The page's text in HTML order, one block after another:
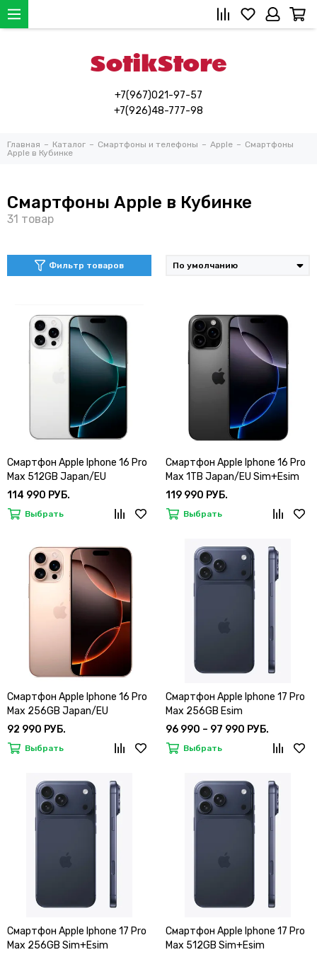
+7(967)021-97-57
+7(926)48-777-98
Главная Каталог Смартфоны и телефоны Apple
Смартфоны
Apple в Кубинке
Смартфоны Apple в Кубинке
Фильтр товаров
Смартфон Apple Iphone 16 Pro
Max 512GB Japan/EU
Sim+Esim
114 990 РУБ.
Выбрать
Смартфон Apple Iphone 16 Pro
Max 1TB Japan/EU Sim+Esim
119 990 РУБ.
Выбрать
Смартфон Apple Iphone 16 Pro
Max 256GB Japan/EU
Sim+Esim
92 990 РУБ.
Выбрать
Смартфон Apple Iphone 17 Pro
Max 256GB Esim
96 990 – 97 990 РУБ.
Выбрать
Смартфон Apple Iphone 17 Pro
Max 256GB Sim+Esim
Смартфон Apple Iphone 17 Pro
Max 512GB Sim+Esim